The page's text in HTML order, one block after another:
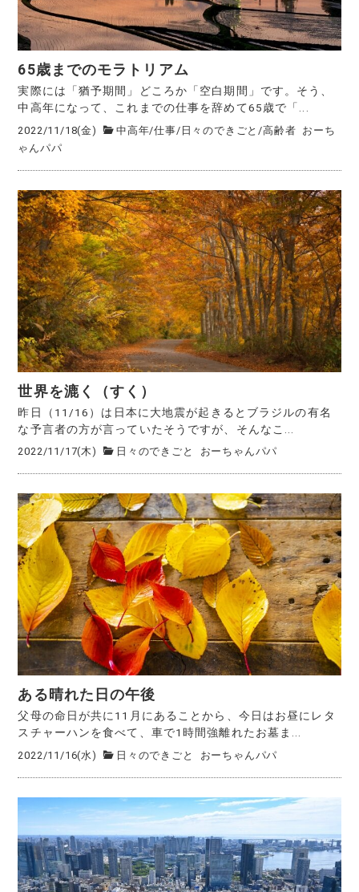
65歳までのモラトリアム
実際には「猶予期間」どころか「空白期間」です。そう、
中高年になって、これまでの仕事を辞めて65歳で「...
2022/11/18(金) 中高年/仕事/ 日々のできごと /高齢者 おーち
ゃんパパ
世界を漉く（すく）
昨日（11/16）は日本に大地震が起きるとブラジルの有名
な予言者の方が言っていたそうですが、そんなこ...
2022/11/17(木) 日々のできごと おーちゃんパパ
ある晴れた日の午後
父母の命日が共に11月にあることから、今日はお昼にレタ
スチャーハンを食べて、車で1時間強離れたお墓ま...
2022/11/16(水) 日々のできごと おーちゃんパパ